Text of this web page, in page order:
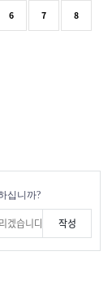
6 7 8
십니까?